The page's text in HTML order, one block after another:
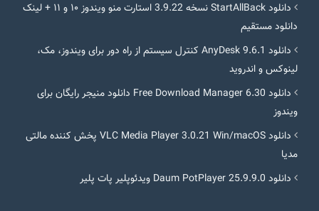
دانلود StartAllBack نسخه 3.9.22 استارت منو ویندوز ۱۰ و ۱۱ + لینک
دانلود مستقیم
دانلود AnyDesk 9.6.1 کنترل سیستم از راه دور برای ویندوز، مک،
لینوکس و اندروید
دانلود Free Download Manager 6.30 دانلود منیجر رایگان برای
ویندوز
دانلود VLC Media Player 3.0.21 Win/macOS پخش کننده مالتی
مدیا
دانلود Daum PotPlayer 25.9.9.0 ویدئوپلیر پات پلیر